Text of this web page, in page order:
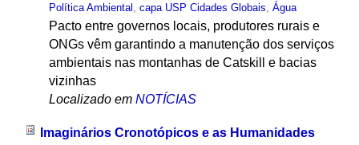
Política Ambiental capa USP Cidades Globais Água
Pacto entre governos locais, produtores rurais e
ONGs vêm garantindo a manutenção dos serviços
ambientais nas montanhas de Catskill e bacias
vizinhas
Localizado em NOTÍCIAS
Imaginários Cronotópicos e as Humanidades